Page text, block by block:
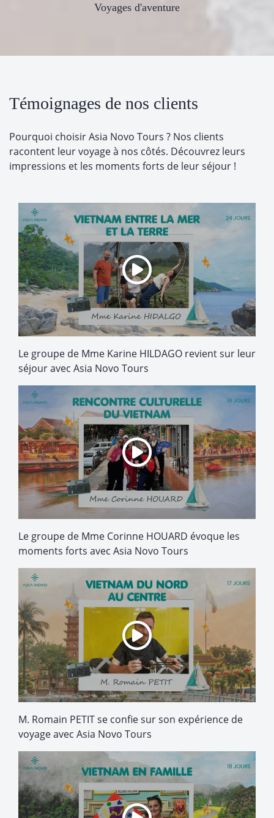
Voyages d'aventure
Témoignages de nos clients
Pourquoi choisir Asia Novo Tours ? Nos clients
racontent leur voyage à nos côtés. Découvrez leurs
impressions et les moments forts de leur séjour !
Le groupe de Mme Karine HILDAGO revient sur leur
séjour avec Asia Novo Tours
Le groupe de Mme Corinne HOUARD évoque les
moments forts avec Asia Novo Tours
M. Romain PETIT se confie sur son expérience de
voyage avec Asia Novo Tours